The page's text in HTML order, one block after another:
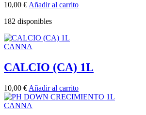
10,00 € Añadir al carrito
182 disponibles
CANNA
CALCIO (CA) 1L
10,00 € Añadir al carrito
CANNA